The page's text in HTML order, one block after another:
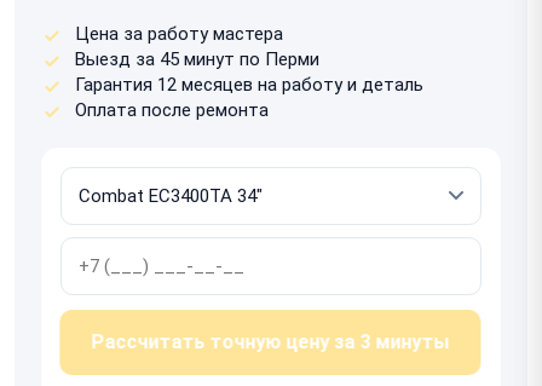
Цена за работу мастера
Выезд за 45 минут по Перми
Гарантия 12 месяцев на работу и деталь
Оплата после ремонта
Рассчитать точную цену за 3 минуты